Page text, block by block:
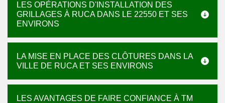
LES OPÉRATIONS D'INSTALLATION DES
GRILLAGES À RUCA DANS LE 22550 ET SES
ENVIRONS
LA MISE EN PLACE DES CLÔTURES DANS LA
VILLE DE RUCA ET SES ENVIRONS
LES AVANTAGES DE FAIRE CONFIANCE À TM